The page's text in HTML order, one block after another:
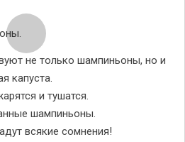
не только шампиньоны, но и
капуста.
и тушатся.
шампиньоны.
всякие сомнения!